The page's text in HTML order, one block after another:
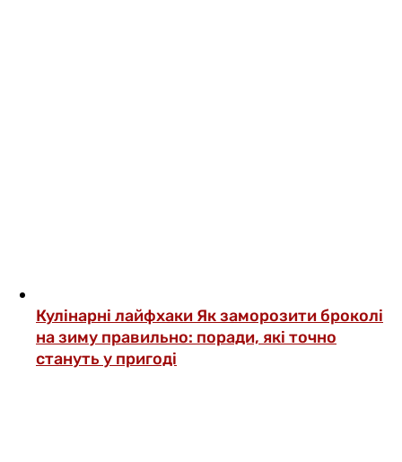
Кулінарні лайфхаки Як заморозити броколі
на зиму правильно: поради, які точно
стануть у пригоді